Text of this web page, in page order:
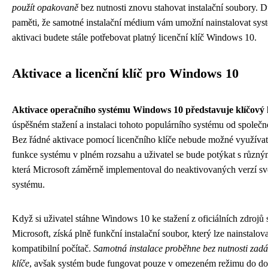
použít opakovaně bez nutnosti znovu stahovat instalační soubory.
paměti, že samotné instalační médium vám umožní nainstalovat
aktivaci budete stále potřebovat platný licenční klíč Windows 10.
Aktivace a licenční klíč pro Windows 10
Aktivace operačního systému Windows 10 představuje
úspěšném stažení a instalaci tohoto populárního systému od
Bez řádné aktivace pomocí licenčního klíče nebude možné
funkce systému v plném rozsahu a uživatel se bude potýkat s
která Microsoft záměrně implementoval do neaktivovaných verzí
systému.
Když si uživatel stáhne Windows 10 ke stažení z oficiálních zdrojů
Microsoft, získá plně funkční instalační soubor, který lze
kompatibilní počítač. Samotná instalace proběhne bez nutnosti
klíče, avšak systém bude fungovat pouze v omezeném režimu do